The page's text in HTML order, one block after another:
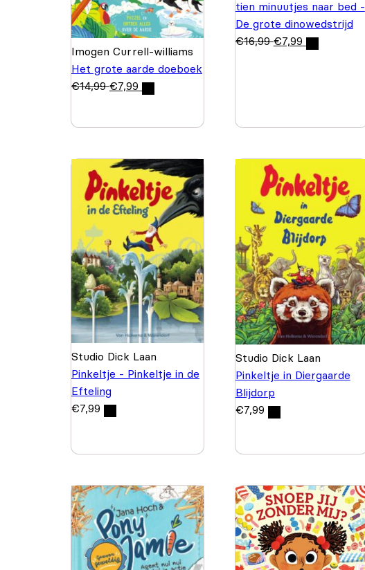
Imogen Currell-williams
Het grote aarde doeboek
€14,99 €7,99
tien minuutjes naar bed -
De grote dinowedstrijd
€16,99 €7,99
Studio Dick Laan
Pinkeltje - Pinkeltje in de
Efteling
€7,99
Studio Dick Laan
Pinkeltje in Diergaarde
Blijdorp
€7,99